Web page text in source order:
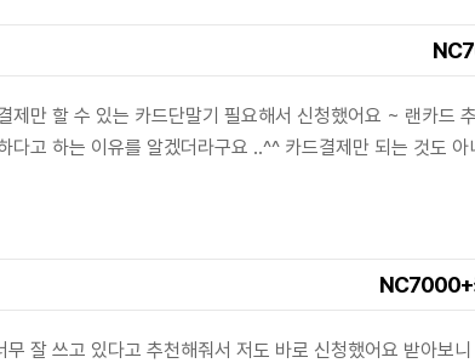
만 할 수 있는 카드단말기 필요해서 신청했어요 ~ 랜카드
고 하는 이유를 알겠더라구요 ..^^ 카드결제만 되는 것도
NC7000+
잘 쓰고 있다고 추천해줘서 저도 바로 신청했어요 받아보